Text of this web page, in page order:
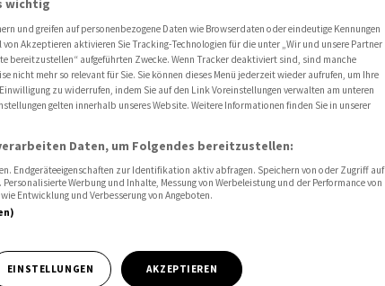
hohe Nachfrage
wichtig
und greifen auf personenbezogene Daten wie Browserdaten oder eindeutige Kennungen
Akzeptieren aktivieren Sie Tracking-Technologien für die unter „Wir und unsere Partner
bereitzustellen“ aufgeführten Zwecke. Wenn Tracker deaktiviert sind, sind manche
nicht mehr so relevant für Sie. Sie können dieses Menü jederzeit wieder aufrufen, um Ihre
zu widerrufen, indem Sie auf den Link Voreinstellungen verwalten am unteren
gelten innerhalb unseres Website. Weitere Informationen finden Sie in unserer
Daten, um Folgendes bereitzustellen:
Endgeräteeigenschaften zur Identifikation aktiv abfragen. Speichern von oder Zugriff auf
Werbung und Inhalte, Messung von Werbeleistung und der Performance von
Entwicklung und Verbesserung von Angeboten.
EINSTELLUNGEN AKZEPTIEREN